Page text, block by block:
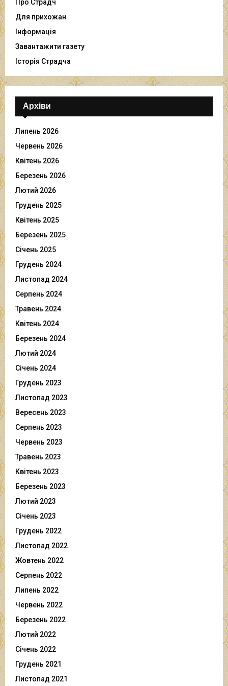
Про Страдч
Для прихожан
Інформація
Завантажити газету
Історія Страдча
Архіви
Липень 2026
Червень 2026
Квітень 2026
Березень 2026
Лютий 2026
Грудень 2025
Квітень 2025
Березень 2025
Січень 2025
Грудень 2024
Листопад 2024
Серпень 2024
Травень 2024
Квітень 2024
Березень 2024
Лютий 2024
Січень 2024
Грудень 2023
Листопад 2023
Вересень 2023
Серпень 2023
Червень 2023
Травень 2023
Квітень 2023
Березень 2023
Лютий 2023
Січень 2023
Грудень 2022
Листопад 2022
Жовтень 2022
Серпень 2022
Липень 2022
Червень 2022
Березень 2022
Лютий 2022
Січень 2022
Грудень 2021
Листопад 2021